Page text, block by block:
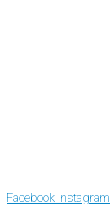
Facebook Instagram